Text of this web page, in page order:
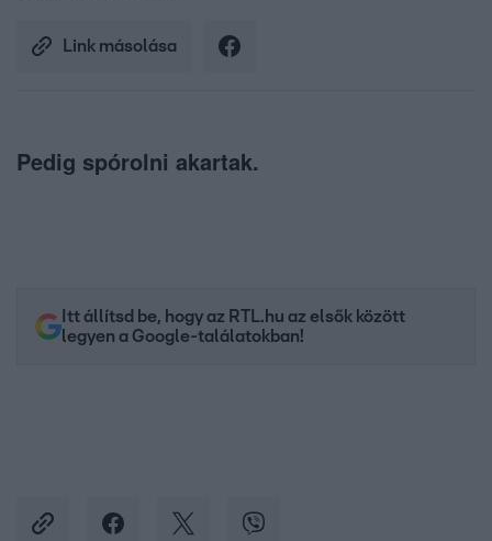
Link másolása
Pedig spórolni akartak.
Itt állítsd be, hogy az RTL.hu az elsők között
legyen a Google-találatokban!